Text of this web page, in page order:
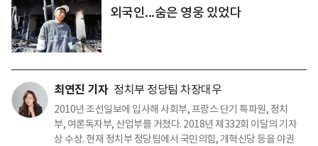
외국인...숨은 영웅 있었다
최연진 기자 정치부 정당팀 차장대우
2010년 조선일보에 입사해 사회부, 프랑스 단기 특파원, 정치
부, 여론독자부, 산업부를 거쳤다. 2018년 제332회 이달의 기자
상 수상. 현재 정치부 정당팀에서 국민의힘, 개혁신당 등을 야권